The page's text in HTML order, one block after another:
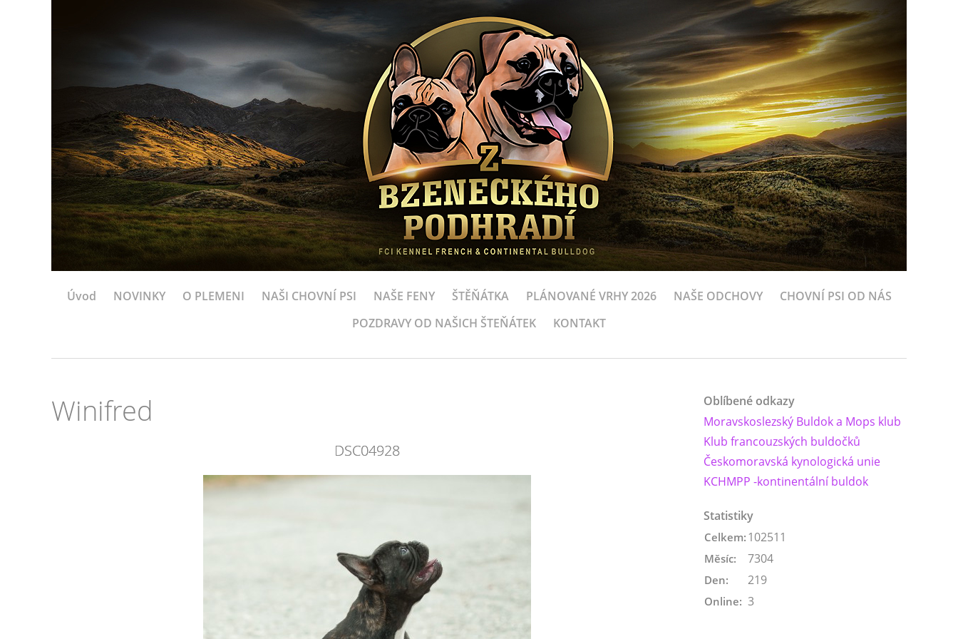
Úvod NOVINKY O PLEMENI NAŠI CHOVNÍ PSI NAŠE FENY ŠTĚŇÁTKA PLÁNOVANÉ VRHY 2026 NAŠE ODCHOVY
CHOVNÍ PSI OD NÁS
POZDRAVY OD NAŠICH ŠTEŇÁTEK
KONTAKT
Winifred
DSC04928
Oblíbené odkazy
Moravskoslezský Buldok a Mops klub
Klub francouzských buldočků
Českomoravská kynologická unie
KCHMPP -kontinentální buldok
Statistiky
Online: 3
Celkem: 102511
Měsíc: 7304
Den: 219